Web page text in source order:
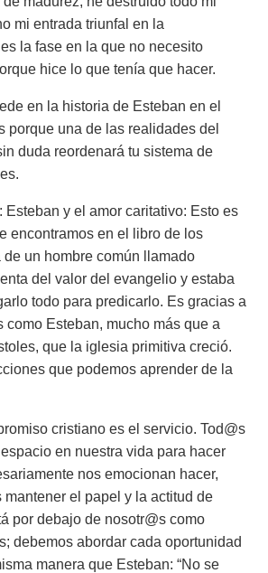
mi entrada triunfal en la
la fase en la que no necesito
hice lo que tenía que hacer.
en la historia de Esteban en el
porque una de las realidades del
duda reordenará tu sistema de
Esteban y el amor caritativo: Esto es
encontramos en el libro de los
de un hombre común llamado
del valor del evangelio y estaba
todo para predicarlo. Es gracias a
como Esteban, mucho más que a
que la iglesia primitiva creció.
que podemos aprender de la
cristiano es el servicio. Tod@s
en nuestra vida para hacer
nos emocionan hacer,
mantener el papel y la actitud de
por debajo de nosotr@s como
debemos abordar cada oportunidad
manera que Esteban: “No se